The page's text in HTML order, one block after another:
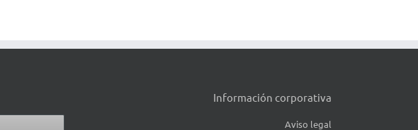
Información corporativa
Aviso legal